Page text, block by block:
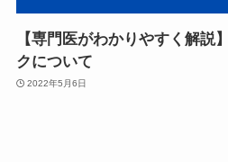
【専門医がわかりやすく解説
クについて
2022年5月6日